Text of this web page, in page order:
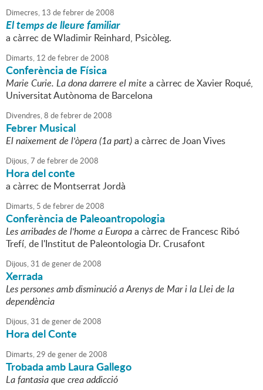
Dimecres, 13 defebrerde2008
El temps de lleure familiar
a càrrec de Wladimir Reinhard, Psicòleg.
Dimarts, 12 defebrerde2008
Conferència de Física
Marie Curie. La dona darrere el mite a càrrec de Xavier Roqué,
Universitat Autònoma de Barcelona
Divendres,8 defebrerde2008
Febrer Musical
El naixement de l'òpera (1a part)a càrrec de Joan Vives
Dijous,7 defebrerde2008
Hora del conte
a càrrec de Montserrat Jordà
Dimarts, 5 defebrerde2008
Conferència de Paleoantropologia
Les arribades de l'home a Europaa càrrec de Francesc Ribó
Trefí, de l'Institut de Paleontologia Dr. Crusafont
Dijous,31 degenerde2008
Xerrada
Les persones amb disminució a Arenys de Mar i la Llei de la
dependència
Dijous,31 degenerde2008
Hora del Conte
Dimarts,29 degenerde2008
Trobada amb Laura Gallego
La fantasia que crea addicció